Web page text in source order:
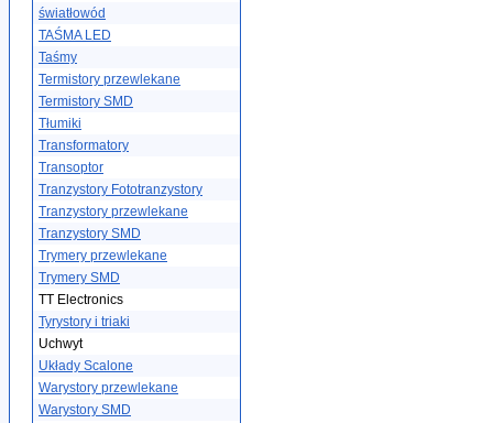
światłowód
TAŚMA LED
Taśmy
Termistory przewlekane
Termistory SMD
Tłumiki
Transformatory
Transoptor
Tranzystory Fototranzystory
Tranzystory przewlekane
Tranzystory SMD
Trymery przewlekane
Trymery SMD
TT Electronics
Tyrystory i triaki
Uchwyt
Układy Scalone
Warystory przewlekane
Warystory SMD